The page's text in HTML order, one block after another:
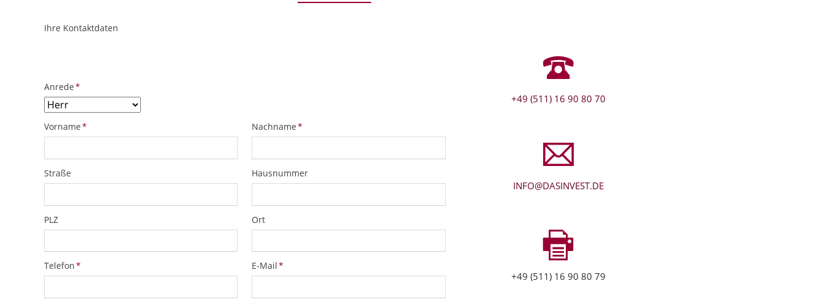
ObjektPlatzhalter
URL
Ihre Kontaktdaten
Pflichtfeld
Anrede*
Pflichtfeld
Vorname* Pflichtfeld
Nachname*
Straße Hausnummer
PLZ Ort
Pflichtfeld
Telefon* Pflichtfeld
E-Mail*
+49 (511) 16 90 80 70
INFO@DASINVEST.DE
+49 (511) 16 90 80 79